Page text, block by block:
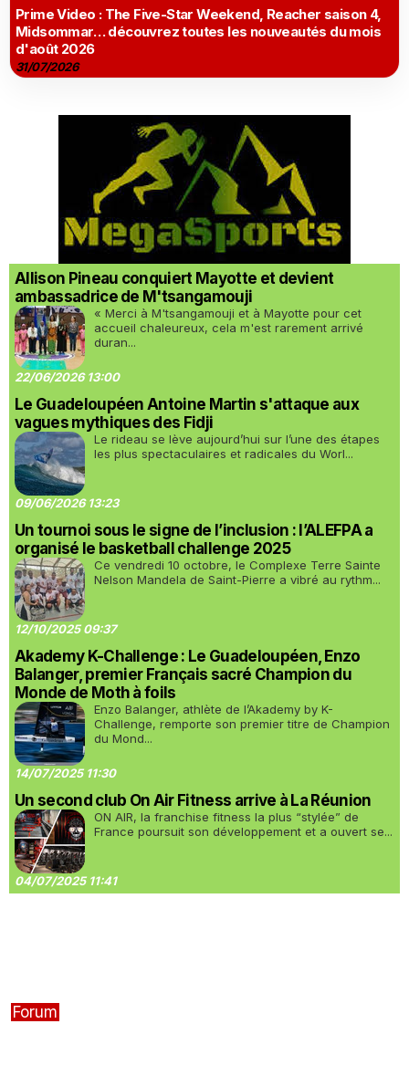
Prime Video : The Five-Star Weekend, Reacher saison 4,
Midsommar… découvrez toutes les nouveautés du mois
d'août 2026
31/07/2026
Allison Pineau conquiert Mayotte et devient
ambassadrice de M'tsangamouji
« Merci à M'tsangamouji et à Mayotte pour cet
accueil chaleureux, cela m'est rarement arrivé
duran...
22/06/2026 13:00
Le Guadeloupéen Antoine Martin s'attaque aux
vagues mythiques des Fidji
Le rideau se lève aujourd’hui sur l’une des étapes
les plus spectaculaires et radicales du Worl...
09/06/2026 13:23
Un tournoi sous le signe de l’inclusion : l’ALEFPA a
organisé le basketball challenge 2025
Ce vendredi 10 octobre, le Complexe Terre Sainte
Nelson Mandela de Saint-Pierre a vibré au rythm...
12/10/2025 09:37
Akademy K-Challenge : Le Guadeloupéen, Enzo
Balanger, premier Français sacré Champion du
Monde de Moth à foils
Enzo Balanger, athlète de l’Akademy by K-
Challenge, remporte son premier titre de Champion
du Mond...
14/07/2025 11:30
Un second club On Air Fitness arrive à La Réunion
ON AIR, la franchise fitness la plus “stylée” de
France poursuit son développement et a ouvert se...
04/07/2025 11:41
Forum